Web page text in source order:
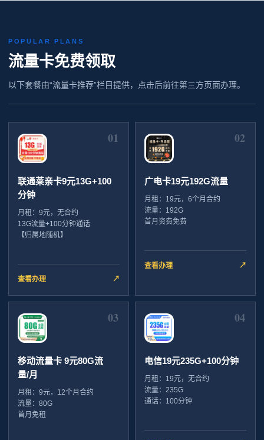
POPULAR PLANS
流量卡免费领取
以下套餐由“流量卡推荐”栏目提供，点击后前往第三方页面办理。
01
联通莱亲卡9元13G+100
分钟
月租：9元，无合约
13G流量+100分钟通话
【归属地随机】
查看办理 ↗
02
广电卡19元192G流量
月租：19元，6个月合约
流量：192G
首月资费免费
查看办理 ↗
03
移动流量卡 9元80G流
量/月
月租：9元，12个月合约
流量：80G
首月免租
04
电信19元235G+100分钟
月租：19元，无合约
流量：235G
通话：100分钟